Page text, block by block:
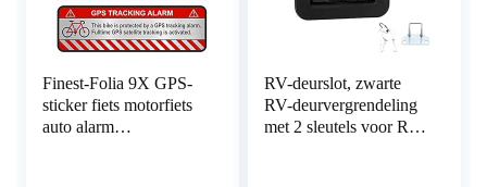
Finest-Folia 9X GPS-
sticker fiets motorfiets
auto alarm
RV-deurslot, zwarte
RV-deurvergrendeling
met 2 sleutels voor RV